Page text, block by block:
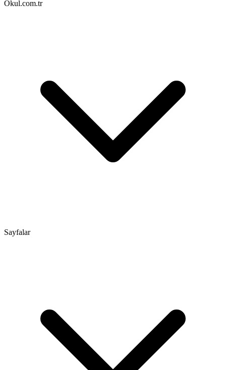
Okul.com.tr
Sayfalar